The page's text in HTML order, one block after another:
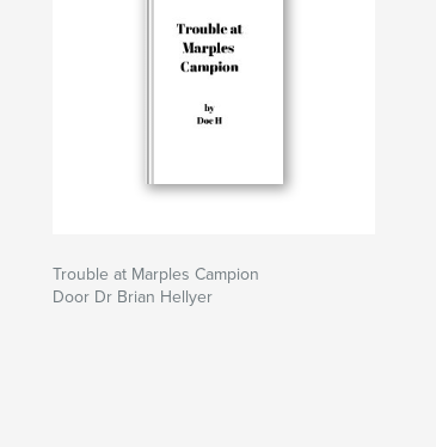
Trouble at Marples Campion
Door Dr Brian Hellyer